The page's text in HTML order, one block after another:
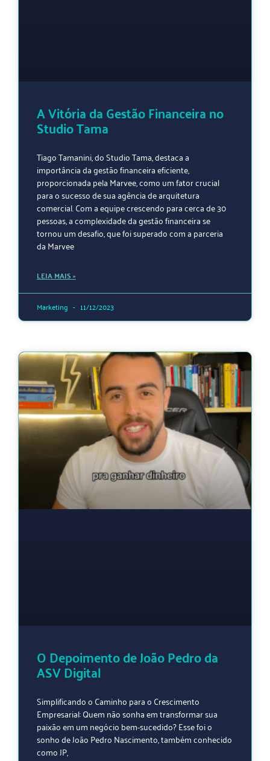
A Vitória da Gestão Financeira no
Studio Tama
Tiago Tamanini, do Studio Tama, destaca a
importância da gestão financeira eficiente,
proporcionada pela Marvee, como um fator crucial
para o sucesso de sua agência de arquitetura
comercial. Com a equipe crescendo para cerca de 30
pessoas, a complexidade da gestão financeira se
tornou um desafio, que foi superado com a parceria
da Marvee
LEIA MAIS »
Marketing 11/12/2023
O Depoimento de João Pedro da
ASV Digital
Simplificando o Caminho para o Crescimento
Empresarial: Quem não sonha em transformar sua
paixão em um negócio bem-sucedido? Esse foi o
sonho de João Pedro Nascimento, também conhecido
como JP,